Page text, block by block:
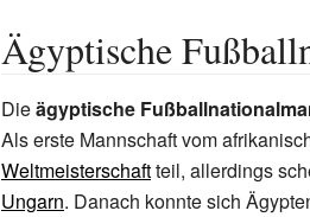
Ägyptische
Dieägyptische
Als erste Mannschaft vom
Weltmeisterschaftteil, allerdings
Ungarn. Danach konnte sich